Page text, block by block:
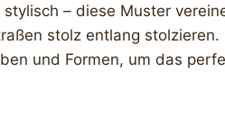
– diese Muster
stolz entlang stolzieren.
und Formen, um das